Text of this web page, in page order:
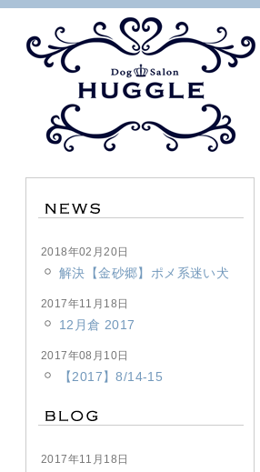
2018年02月20日
解決【金砂郷】ポメ系迷い犬
2017年11月18日
12月倉 2017
2017年08月10日
【2017】8/14-15
2017年11月18日